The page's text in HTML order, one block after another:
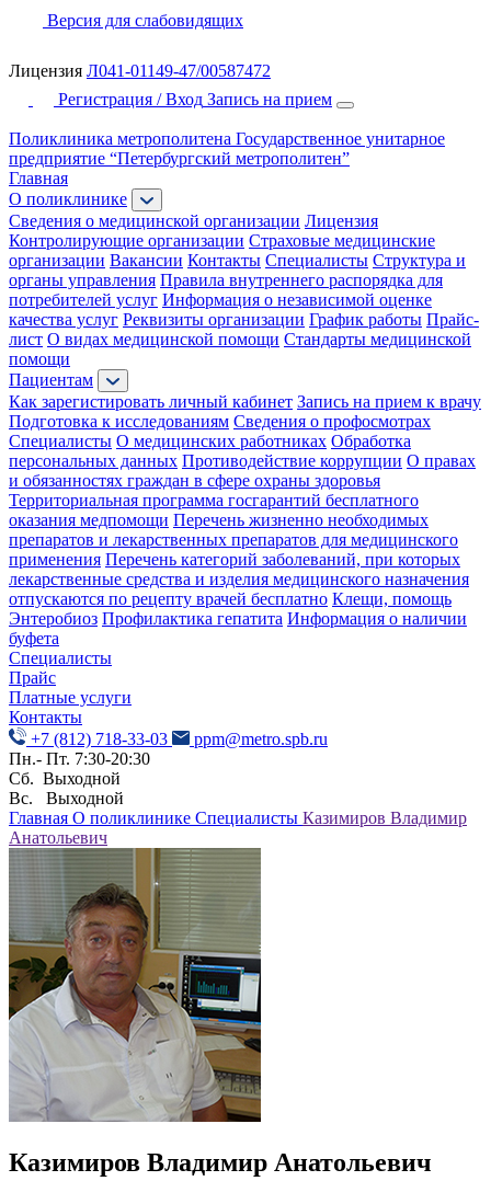
Версия для слабовидящих
Лицензия Л041-01149-47/00587472
Регистрация / Вход Запись на прием
Поликлиника метрополитена Государственное унитарное
предприятие “Петербургский метрополитен”
Главная
О поликлинике
Сведения о медицинской организации Лицензия
Контролирующие организации Страховые медицинские
организации Вакансии Контакты Специалисты Структура и
органы управления Правила внутреннего распорядка для
потребителей услуг Информация о независимой оценке
качества услуг Реквизиты организации График работы Прайс-
лист О видах медицинской помощи Стандарты медицинской
помощи
Пациентам
Как зарегистировать личный кабинет Запись на прием к врачу
Подготовка к исследованиям Сведения о профосмотрах
Специалисты О медицинских работниках Обработка
персональных данных Противодействие коррупции О правах
и обязанностях граждан в сфере охраны здоровья
Территориальная программа госгарантий бесплатного
оказания медпомощи Перечень жизненно необходимых
препаратов и лекарственных препаратов для медицинского
применения Перечень категорий заболеваний, при которых
лекарственные средства и изделия медицинского назначения
отпускаются по рецепту врачей бесплатно Клещи, помощь
Энтеробиоз Профилактика гепатита Информация о наличии
буфета
Специалисты
Прайс
Платные услуги
Контакты
+7 (812) 718-33-03
ppm@metro.spb.ru
Пн.- Пт. 7:30-20:30
Сб. Выходной
Вс. Выходной
Главная О поликлинике Специалисты Казимиров Владимир
Анатольевич
Казимиров Владимир Анатольевич